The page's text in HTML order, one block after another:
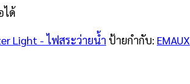
ได้
Light - ไฟสระว่ายน้ำ ป้ายกำกับ: EMAUX